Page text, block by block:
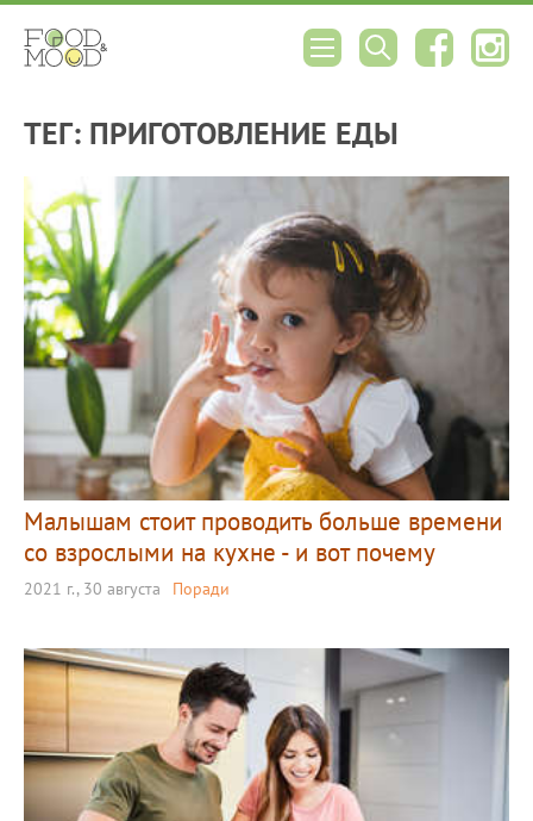
ТЕГ: ПРИГОТОВЛЕНИЕ ЕДЫ
Малышам стоит проводить больше времени
со взрослыми на кухне - и вот почему
2021 г., 30 августа Поради